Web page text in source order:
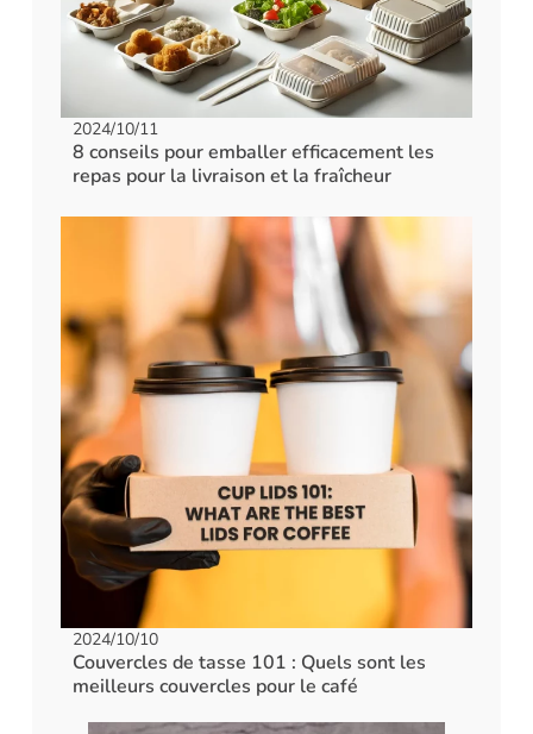
2024/10/11
8 conseils pour emballer efficacement les
repas pour la livraison et la fraîcheur
2024/10/10
Couvercles de tasse 101 : Quels sont les
meilleurs couvercles pour le café